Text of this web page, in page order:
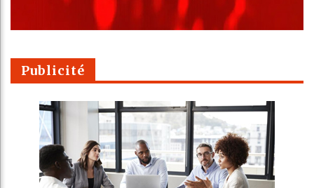
Publicité